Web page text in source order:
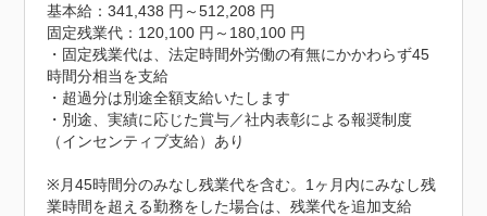
基本給：341,438 円～512,208 円
固定残業代：120,100 円～180,100 円
・固定残業代は、法定時間外労働の有無にかかわらず45
時間分相当を支給
・超過分は別途全額支給いたします
・別途、実績に応じた賞与／社内表彰による報奨制度
（インセンティブ支給）あり
※月45時間分のみなし残業代を含む。1ヶ月内にみなし残
業時間を超える勤務をした場合は、残業代を追加支給